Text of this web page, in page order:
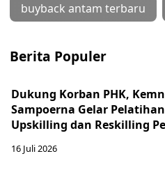
buyback antam terbaru
Berita Populer
Dukung Korban PHK,
Sampoerna Gelar Pelatihan
Upskilling dan Reskilling
16 Juli 2026